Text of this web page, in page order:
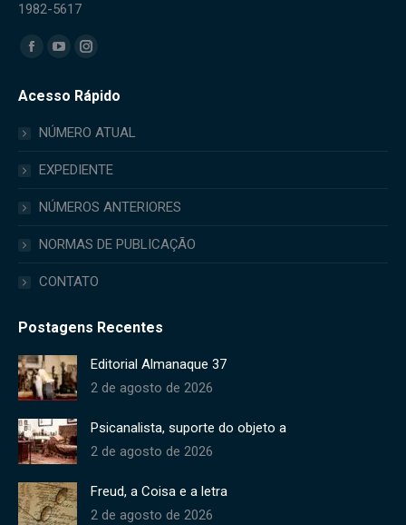
1982-5617
Encontre-nos em:
Facebook
opens
in
window
YouTube
opens
in
window
Instagram
opens
in
window
Acesso Rápido
NÚMERO ATUAL
EXPEDIENTE
NÚMEROS ANTERIORES
NORMAS DE PUBLICAÇÃO
CONTATO
Postagens Recentes
Editorial Almanaque 37
2 de agosto de 2026
Psicanalista, suporte do objeto a
2 de agosto de 2026
Freud, a Coisa e a letra
2 de agosto de 2026